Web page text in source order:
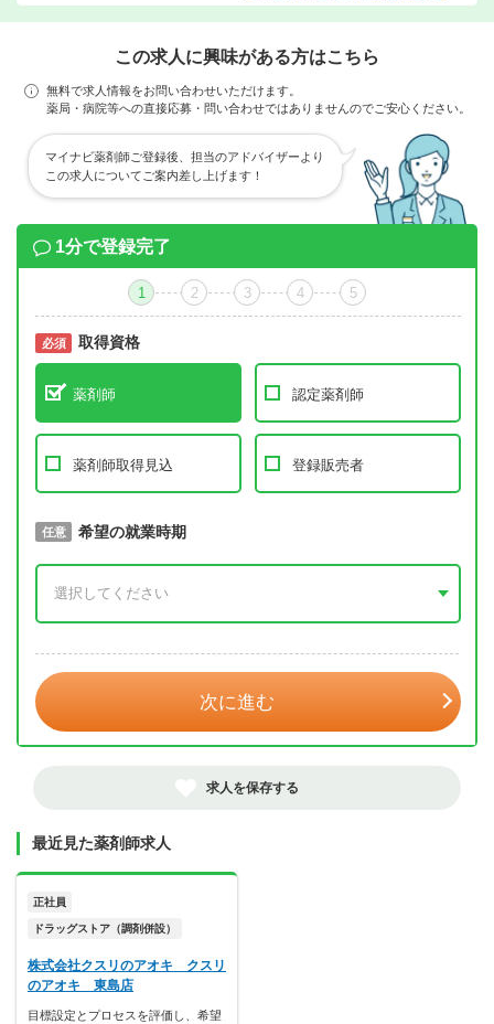
この求人に興味がある方はこちら
無料で求人情報をお問い合わせいただけます。
薬局・病院等への直接応募・問い合わせではありませんのでご安心ください。
マイナビ薬剤師ご登録後、担当のアドバイザーより
この求人についてご案内差し上げます！
1分で登録完了
1 2 3 4 5
必須 取得資格
薬剤師 認定薬剤師
薬剤師取得見込 登録販売者
必須 取得予定年
任意 希望の就業時期
次に進む
求人を保存する
最近見た薬剤師求人
正社員
ドラッグストア（調剤併設）
株式会社クスリのアオキ クスリ
のアオキ 東島店
目標設定とプロセスを評価し、希望